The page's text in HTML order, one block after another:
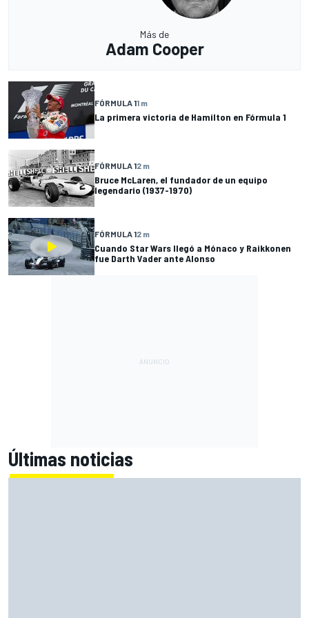
Más de
Adam Cooper
FÓRMULA 11 m
La primera victoria de Hamilton en Fórmula 1
FÓRMULA 12 m
Bruce McLaren, el fundador de un equipo
legendario (1937-1970)
FÓRMULA 12 m
Cuando Star Wars llegó a Mónaco y Raikkonen
fue Darth Vader ante Alonso
Últimas noticias